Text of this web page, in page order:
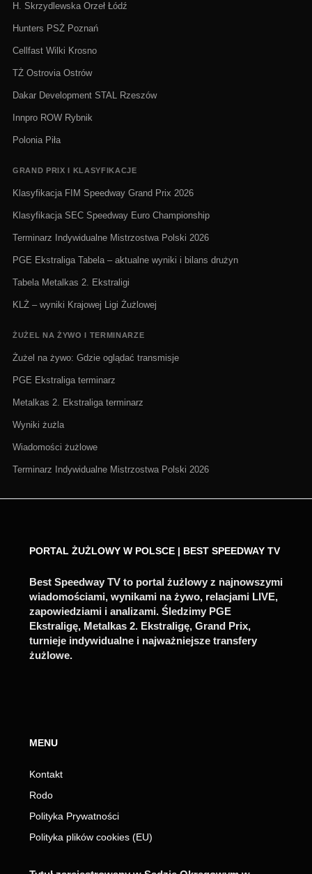
H. Skrzydlewska Orzeł Łódź
Hunters PSŻ Poznań
Cellfast Wilki Krosno
TŻ Ostrovia Ostrów
Dakar Development STAL Rzeszów
Innpro ROW Rybnik
Polonia Piła
GRAND PRIX I KLASYFIKACJE
Klasyfikacja FIM Speedway Grand Prix 2026
Klasyfikacja SEC Speedway Euro Championship
Terminarz Indywidualne Mistrzostwa Polski 2026
PGE Ekstraliga Tabela – aktualne wyniki i bilans drużyn
Tabela Metalkas 2. Ekstraligi
KLŻ – wyniki Krajowej Ligi Żużlowej
ŻUŻEL NA ŻYWO I TERMINARZE
Żużel na żywo: Gdzie oglądać transmisje
PGE Ekstraliga terminarz
Metalkas 2. Ekstraliga terminarz
Wyniki żużla
Wiadomości żużlowe
Terminarz Indywidualne Mistrzostwa Polski 2026
PORTAL ŻUŻLOWY W POLSCE | BEST SPEEDWAY TV
Best Speedway TV to portal żużlowy z najnowszymi
wiadomościami, wynikami na żywo, relacjami LIVE,
zapowiedziami i analizami. Śledzimy PGE
Ekstraligę, Metalkas 2. Ekstraligę, Grand Prix,
turnieje indywidualne i najważniejsze transfery
żużlowe.
MENU
Kontakt
Rodo
Polityka Prywatności
Polityka plików cookies (EU)